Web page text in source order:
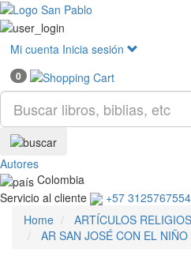
Mi cuenta Inicia sesión
0
Autores
Colombia
Servicio al cliente
+57 3125767554
Home
ARTÍCULOS
AR SAN JOSÉ CON EL